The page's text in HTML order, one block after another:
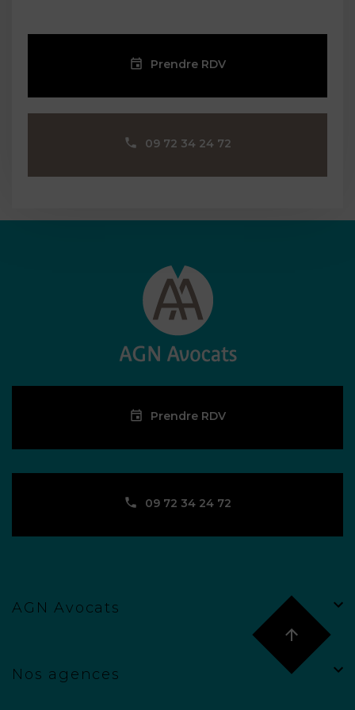
Prendre RDV
09 72 34 24 72
Prendre RDV
09 72 34 24 72
AGN Avocats
Nos agences